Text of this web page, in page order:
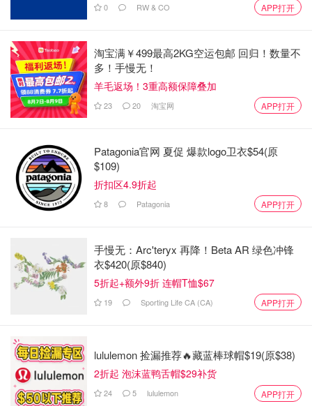
除其他事项外，Brown发现Jalali在作证时也在撒谎，他作
证说过去曾看到Chen用物体插入自己的肛门。法官随后指
出，"很明显，当被告在证人席上被问及他是否在Chen死亡
当天看到她的尸体旁有物体时，被告无法保持他的故事是真
实的。"
法官的结论是，Jalali故意对Chen施加了性方面的暴力，并
打算造成身体上的伤害。布朗写道："在这种情况下......同意
是无关紧要的，（被告）犯有造成身体伤害的性攻击罪。"
家变成了“恐怖屋”
“2019 年 4 月 3 日，我妈妈被残忍地夺走了生命，而那个人
本应该把她爱护和保护她，”当时 18 岁的女儿说。“他知道
她躺在哪里，但几个小时后我拨打了 911。我不应该看到他
所做的可怕事情；每个角落都是血迹。我不应该看到她躺在
努力。”
Chen的母亲写道：“独自一人躺在浴室肮脏的地板上……她
一定感到非常无助……她一定承受着巨大的痛苦。”
0 RW & CO APP打开
淘宝满￥499最高2KG空运包邮 回归！数量不
多！手慢无！
羊毛返场！3重高额保障叠加
23 20 淘宝网 APP打开
Patagonia官网 夏促 爆款logo卫衣$54(原
$109)
折扣区4.9折起
8 Patagonia APP打开
手慢无：Arc'teryx 再降！Beta AR 绿色冲锋
衣$420(原$840)
5折起+额外9折 连帽T恤$67
19 Sporting Life CA (CA) APP打开
lululemon 捡漏推荐🔥藏蓝棒球帽$19(原$38)
2折起 泡沫蓝鸭舌帽$29补货
24 5 lululemon APP打开